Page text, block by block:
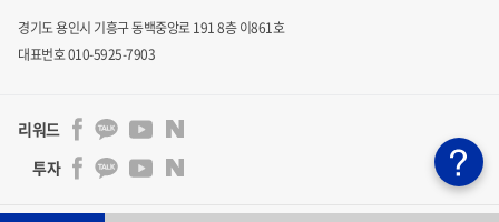
경기도 용인시 기흥구 동백중앙로 191 8층 이861호
대표번호 010-5925-7903
리워드
투자